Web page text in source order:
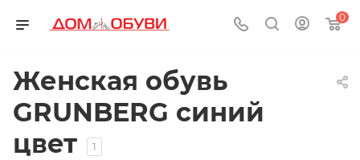
0
Женская обувь
GRUNBERG синий
цвет
1